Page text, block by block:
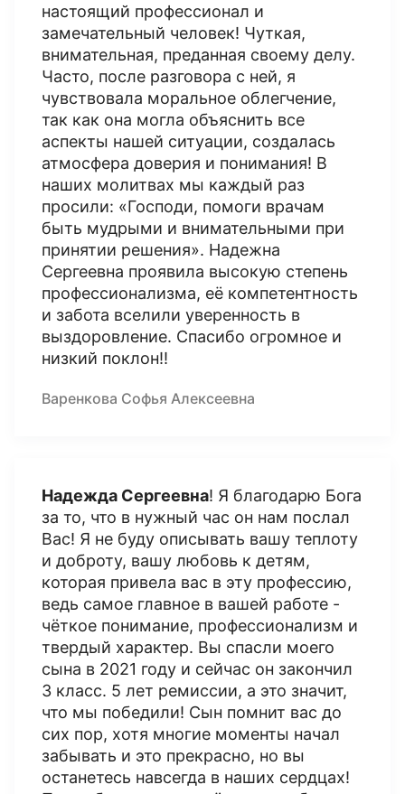
настоящий профессионал и
замечательный человек! Чуткая,
внимательная, преданная своему делу.
Часто, после разговора с ней, я
чувствовала моральное облегчение,
так как она могла объяснить все
аспекты нашей ситуации, создалась
атмосфера доверия и понимания! В
наших молитвах мы каждый раз
просили: «Господи, помоги врачам
быть мудрыми и внимательными при
принятии решения». Надежна
Сергеевна проявила высокую степень
профессионализма, её компетентность
и забота вселили уверенность в
выздоровление. Спасибо огромное и
низкий поклон!!
Варенкова Софья Алексеевна
Надежда Сергеевна! Я благодарю Бога
за то, что в нужный час он нам послал
Вас! Я не буду описывать вашу теплоту
и доброту, вашу любовь к детям,
которая привела вас в эту профессию,
ведь самое главное в вашей работе -
чёткое понимание, профессионализм и
твердый характер. Вы спасли моего
сына в 2021 году и сейчас он закончил
3 класс. 5 лет ремиссии, а это значит,
что мы победили! Сын помнит вас до
сих пор, хотя многие моменты начал
забывать и это прекрасно, но вы
останетесь навсегда в наших сердцах!